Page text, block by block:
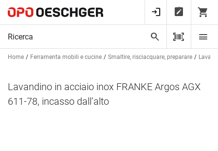
Home Ferramenta mobili e cucine Smaltire, risciacquare, preparare
Lavandino in acciaio inox FRANKE Argos AGX
611-78, incasso dall’alto